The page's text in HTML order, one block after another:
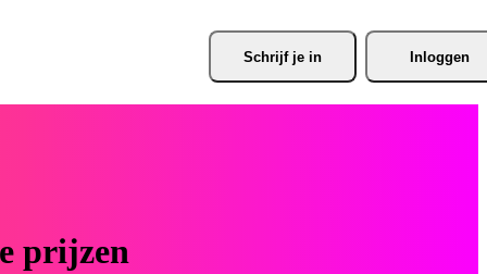
Schrijf je in Inloggen
prijzen